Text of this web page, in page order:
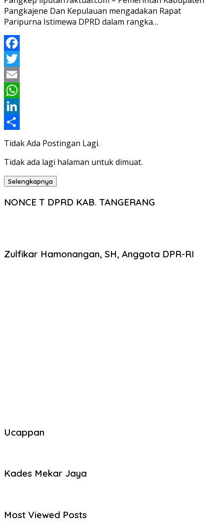
Pangkajene Dan Kepulauan mengadakan Rapat
Paripurna Istimewa DPRD dalam rangka…
Facebook
Twitter
Email
WhatsApp
LinkedIn
Share
Tidak Ada Postingan Lagi.
Tidak ada lagi halaman untuk dimuat.
Selengkapnya
NONCE T DPRD KAB. TANGERANG
Zulfikar Hamonangan, SH, Anggota DPR-RI
Ucappan
Kades Mekar Jaya
Most Viewed Posts